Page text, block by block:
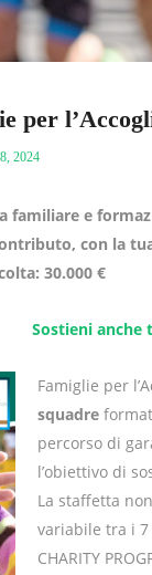
per
2024
familiare e
con la
30.000 €
Sostieni anche
Famiglie per
squadre
percorso di
l’obiettivo di
La staffetta
variabile tra i 7
CHARITY